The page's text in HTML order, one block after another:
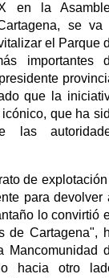
en la
se va
el Parque
importantes
que la
que ha
las
de
para devolver
lo convirtió
de Cartagena",
Mancomunidad
hacia otro